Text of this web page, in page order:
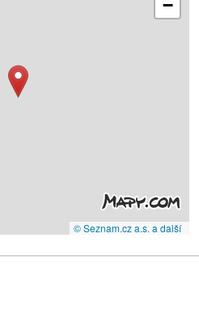
−
© Seznam.cz a.s. a další